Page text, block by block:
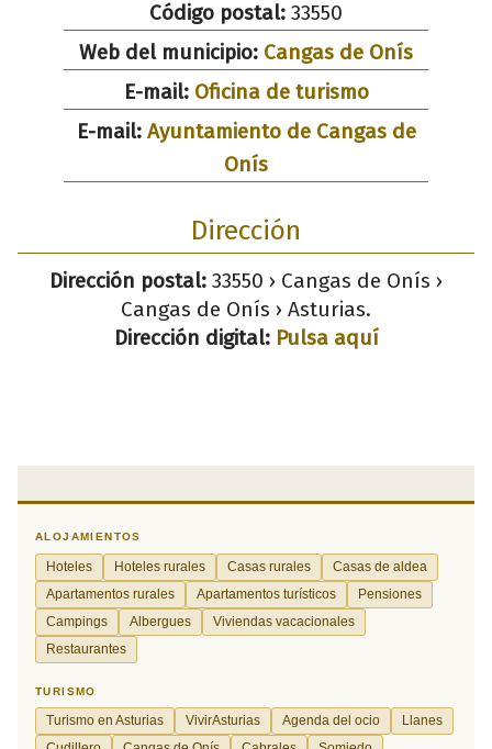
Código postal: 33550
Web del municipio: Cangas de Onís
E-mail: Oficina de turismo
E-mail: Ayuntamiento de Cangas de
Onís
Dirección
Dirección postal: 33550 › Cangas de Onís ›
Cangas de Onís › Asturias.
Dirección digital: Pulsa aquí